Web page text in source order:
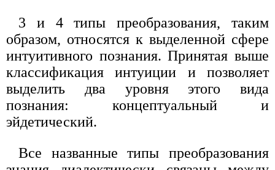
3 и 4 типы преобразования, таким
образом, относятся к выделенной сфере
интуитивного познания. Принятая выше
классификация интуиции и позволяет
выделить два уровня этого вида
познания: концептуальный и
эйдетический.
Все названные типы преобразования